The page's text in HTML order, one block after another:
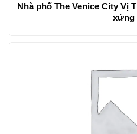
Nhà phố The Venice City Vị
xứng